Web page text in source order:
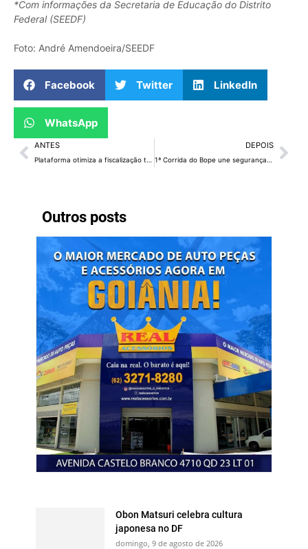
Outros posts
Obon Matsuri celebra cultura
japonesa no DF
domingo, 9 de agosto de 2026
*Com informações da Secretaria de Educação do Distrito
Federal (SEEDF)
Foto: André Amendoeira/SEEDF
Facebook Twitter LinkedIn
WhatsApp
ANTES DEPOIS